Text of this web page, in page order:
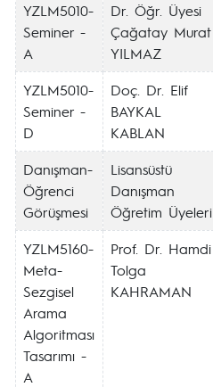
YZLM5010-
Seminer -
A
Dr. Öğr. Üyesi
Çağatay Murat
YILMAZ
YZLM5010-
Seminer -
D
Doç. Dr. Elif
BAYKAL
KABLAN
Danışman-
Öğrenci
Görüşmesi
Lisansüstü
Danışman
Öğretim Üyeleri
YZLM5160-
Meta-
Sezgisel
Arama
Algoritması
Tasarımı -
A
Prof. Dr. Hamdi
Tolga
KAHRAMAN